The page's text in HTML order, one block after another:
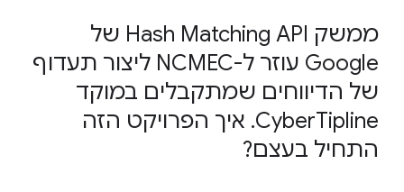
ממשק Hash Matching API של
Google עוזר ל-NCMEC ליצור תעדוף
של הדיווחים שמתקבלים במוקד
CyberTipline. איך הפרויקט הזה
התחיל בעצם?